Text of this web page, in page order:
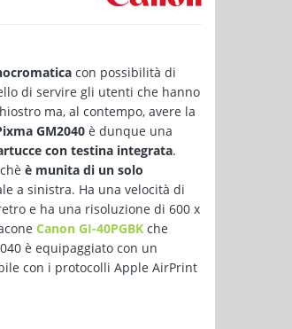
con possibilità di
di servire gli utenti che hanno
ma, al contempo, avere la
GM2040 è dunque una
con testina integrata.
è munita di un solo
a sinistra. Ha una velocità di
e ha una risoluzione di 600 x
Canon GI-40PGBK che
è equipaggiato con un
con i protocolli Apple AirPrint